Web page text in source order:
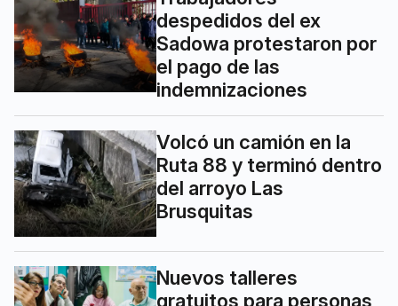
despedidos del ex
Sadowa protestaron por
el pago de las
indemnizaciones
Volcó un camión en la
Ruta 88 y terminó dentro
del arroyo Las
Brusquitas
Nuevos talleres
gratuitos para personas